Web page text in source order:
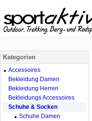
Kategorien
Accessoires
Bekleidung Damen
Bekleidung Herren
Bekleidungs Accessoires
Schuhe & Socken
Schuhe Damen